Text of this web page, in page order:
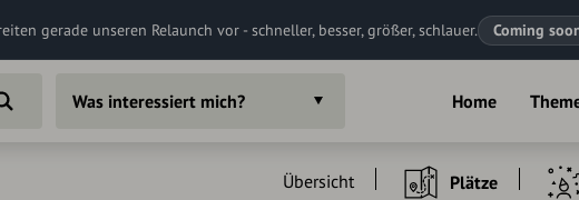
gerade unseren Relaunch vor - schneller, besser, größer, schlauer. Coming
Home
Was interessiert mich?
Übersicht Plätze